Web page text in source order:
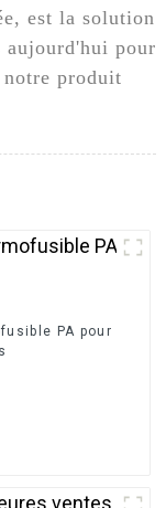
est la solution
aujourd'hui pour
notre produit
PA pour